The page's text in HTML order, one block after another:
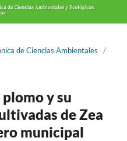
de Ciencias Ambientales
/
y su
de Zea
municipal